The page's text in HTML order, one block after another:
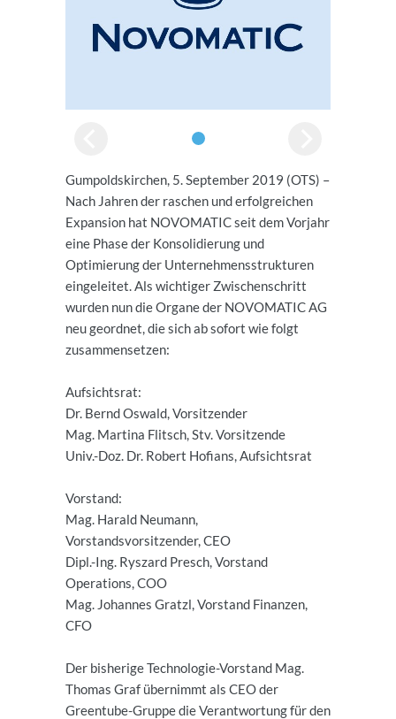
Gumpoldskirchen, 5. September 2019 (OTS) –
Nach Jahren der raschen und erfolgreichen
Expansion hat NOVOMATIC seit dem Vorjahr
eine Phase der Konsolidierung und
Optimierung der Unternehmensstrukturen
eingeleitet. Als wichtiger Zwischenschritt
wurden nun die Organe der NOVOMATIC AG
neu geordnet, die sich ab sofort wie folgt
zusammensetzen:
Aufsichtsrat:
Dr. Bernd Oswald, Vorsitzender
Mag. Martina Flitsch, Stv. Vorsitzende
Univ.-Doz. Dr. Robert Hofians, Aufsichtsrat
Vorstand:
Mag. Harald Neumann,
Vorstandsvorsitzender, CEO
Dipl.-Ing. Ryszard Presch, Vorstand
Operations, COO
Mag. Johannes Gratzl, Vorstand Finanzen,
CFO
Der bisherige Technologie-Vorstand Mag.
Thomas Graf übernimmt als CEO der
Greentube-Gruppe die Verantwortung für den